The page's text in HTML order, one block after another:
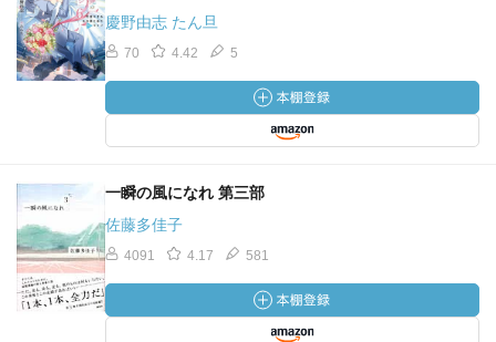
慶野由志 たん旦
70 4.42 5
一瞬の風になれ 第三部
佐藤多佳子
4091 4.17 581